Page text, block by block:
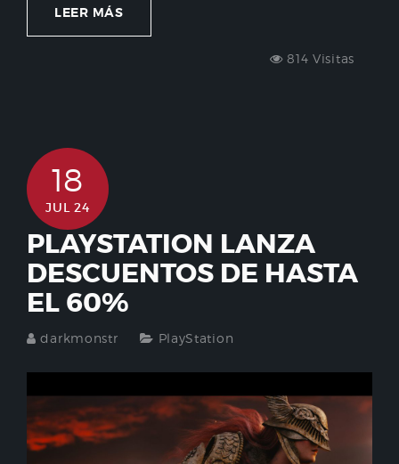
LEER MÁS
814 Visitas
18
JUL 24
PLAYSTATION LANZA
DESCUENTOS DE HASTA
EL 60%
darkmonstr PlayStation